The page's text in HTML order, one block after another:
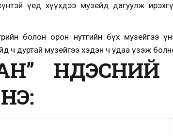
үед хүүхдээ музейд дагуулж
болон орон нутгийн бүх музейгээ
ч дуртай музейгээ хэдэн ч удаа үзэж